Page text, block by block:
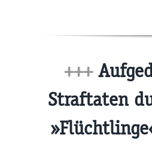
+++
Straftaten